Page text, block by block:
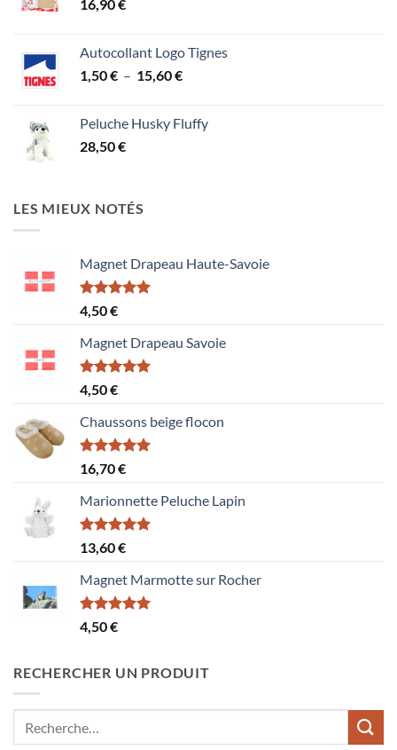
16,90€
Autocollant Logo Tignes
1,50€ – 15,60€Plage
1,50 €
Peluche Husky Fluffy
28,50€
LES MIEUX NOTÉS
Magnet Drapeau Haute-Savoie
Note5.00
sur 5
4,50€
Magnet Drapeau Savoie
Note5.00
sur 5
4,50€
Chaussons beige flocon
Note5.00
sur 5
16,70€
Marionnette Peluche Lapin
Note5.00
sur 5
13,60€
Magnet Marmotte sur Rocher
Note5.00
sur 5
4,50€
RECHERCHER UN PRODUIT